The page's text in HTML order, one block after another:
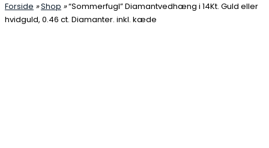
Forside »Shop »“Sommerfugl” Diamantvedhæng i 14Kt. Guld eller
hvidguld, 0.46 ct. Diamanter. inkl. kæde